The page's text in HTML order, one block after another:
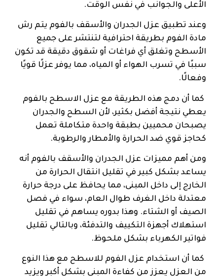
الأعلى والجوانب في نفس الوقت.
وعند تطبيق عزل الجدران والأسقف بالفوم يتم رش
مادة الفوم بطريقة احترافية لتنتشر على جميع
الأسطح وتغلق أي فراغات أو شقوق دقيقة قد تكون
سببًا في تسرب الهواء أو المياه، مما يوفر عزلًا قويًا
وفعالًا.
كما أن دمج هذه الطريقة مع عزل الاسطح بالفوم
يعطي نتيجة أفضل بكثير، لأن السطح والجدران
يصبحان محميين بطبقة واحدة متكاملة تعمل
كحاجز قوي ضد الحرارة والأمطار والرطوبة.
ومن أهم مميزات عزل الجدران والأسقف بالفوم أنه
يساعد بشكل كبير في تقليل انتقال الحرارة من
الخارج إلى داخل المبنى، مما يحافظ على درجة حرارة
معتدلة داخل الغرف طوال العام، سواء في فصل
الصيف أو الشتاء. وهذا بدوره يساهم في تقليل
استهلاك أجهزة التكييف والتدفئة، وبالتالي تقليل
فواتير الكهرباء بشكل ملحوظ.
كما أن استخدام عزل الفوم للاسطح مع هذا النوع
من العزل يعزز من كفاءة المبنى بشكل أكبر ويزيد